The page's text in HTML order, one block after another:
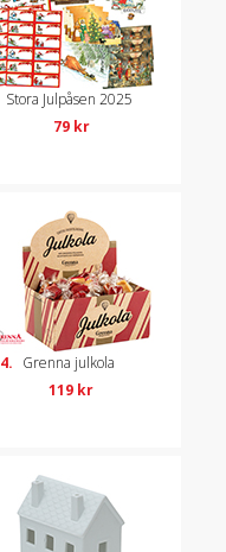
Stora Julpåsen 2025
79 kr
4. Grenna julkola
119 kr